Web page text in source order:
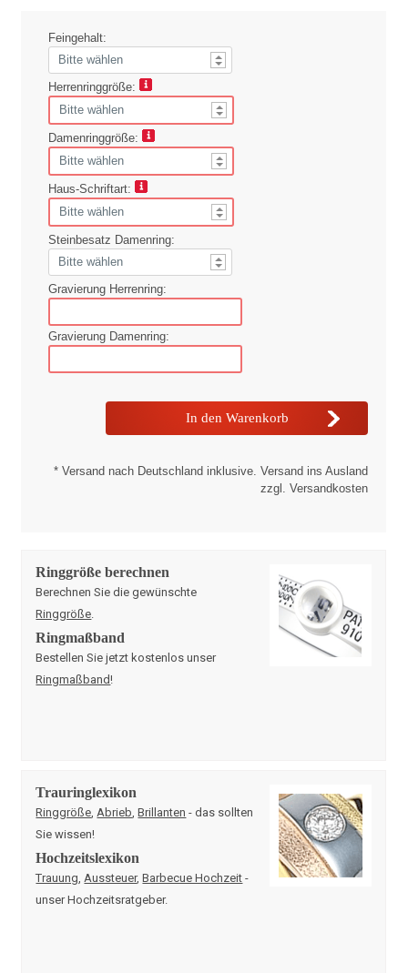
Feingehalt:
Herrenringgröße:
Damenringgröße:
Haus-Schriftart:
Steinbesatz Damenring:
Gravierung Herrenring:
Gravierung Damenring:
* Versand nach Deutschland inklusive. Versand ins Ausland
zzgl. Versandkosten
Ringgröße berechnen
Berechnen Sie die gewünschte
Ringgröße
Ringmaßband
Bestellen Sie jetzt kostenlos unser
Ringmaßband!
Trauringlexikon
Ringgröße Abrieb ,Brillanten - das sollten
Sie wissen!
Hochzeitslexikon
Trauung Aussteuer,Barbecue Hochzeit -
unser Hochzeitsratgeber.